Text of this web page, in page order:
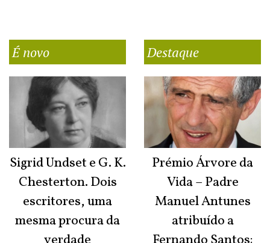
É novo
Sigrid Undset e G. K.
Chesterton. Dois
escritores, uma
mesma procura da
Destaque
Prémio Árvore da
Vida – Padre
Manuel Antunes
atribuído a